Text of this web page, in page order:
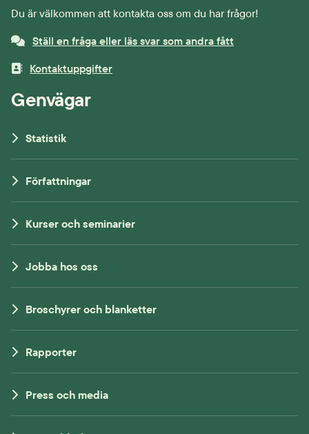
Du är välkommen att kontakta oss om du har frågor!
Ställ en fråga eller läs svar som andra fått
Kontaktuppgifter
Genvägar
Statistik
Författningar
Kurser och seminarier
Jobba hos oss
Broschyrer och blanketter
Rapporter
Press och media